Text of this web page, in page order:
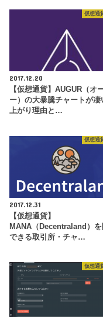
仮想通
2017.12.20
【仮想通貨】AUGUR（オ
ー）の大暴騰チャートが凄
上がり理由と…
仮想通
2017.12.31
【仮想通貨】
MANA（Decentraland）を
できる取引所・チャ…
仮想通